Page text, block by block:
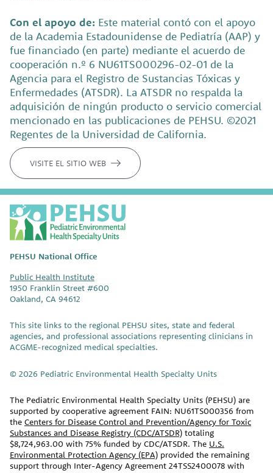
Con el apoyo de: Este material contó con el apoyo
de la Academia Estadounidense de Pediatría (AAP) y
fue financiado (en parte) mediante el acuerdo de
cooperación n.º 6 NU61TS000296-02-01 de la
Agencia para el Registro de Sustancias Tóxicas y
Enfermedades (ATSDR). La ATSDR no respalda la
adquisición de ningún producto o servicio comercial
mencionado en las publicaciones de PEHSU. ©2021
Regentes de la Universidad de California.
VISITE EL SITIO WEB
P
E
H
U
PEHSU National Office
Public Health Institute
1950 Franklin Street #600
Oakland, CA 94612
This site links to the regional PEHSU sites, state and federal
agencies, and professional associations representing clinicians in
ACGME-recognized medical specialties.
© 2026 Pediatric Environmental Health Specialty Units
The Pediatric Environmental Health Specialty Units (PEHSU) are
supported by cooperative agreement FAIN: NU61TS000356 from
the Centers for Disease Control and Prevention/Agency for Toxic
Substances and Disease Registry (CDC/ATSDR) totaling
$8,724,963.00 with 75% funded by CDC/ATSDR. The U.S.
Environmental Protection Agency (EPA) provided the remaining
support through Inter-Agency Agreement 24TSS2400078 with